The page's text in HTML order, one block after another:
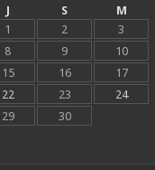
J S
M
1
2
3
8 9
10
15 16
17
22 23
24
29
30